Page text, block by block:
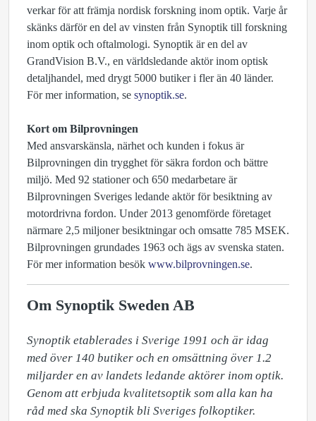
verkar för att främja nordisk forskning inom optik. Varje år
skänks därför en del av vinsten från Synoptik till forskning
inom optik och oftalmologi. Synoptik är en del av
GrandVision B.V., en världsledande aktör inom optisk
detaljhandel, med drygt 5000 butiker i fler än 40 länder.
För mer information, se synoptik.se.
Kort om Bilprovningen
Med ansvarskänsla, närhet och kunden i fokus är
Bilprovningen din trygghet för säkra fordon och bättre
miljö. Med 92 stationer och 650 medarbetare är
Bilprovningen Sveriges ledande aktör för besiktning av
motordrivna fordon. Under 2013 genomförde företaget
närmare 2,5 miljoner besiktningar och omsatte 785 MSEK.
Bilprovningen grundades 1963 och ägs av svenska staten.
För mer information besök www.bilprovningen.se.
Om Synoptik Sweden AB
Synoptik etablerades i Sverige 1991 och är idag
med över 140 butiker och en omsättning över 1.2
miljarder en av landets ledande aktörer inom optik.
Genom att erbjuda kvalitetsoptik som alla kan ha
råd med ska Synoptik bli Sveriges folkoptiker.